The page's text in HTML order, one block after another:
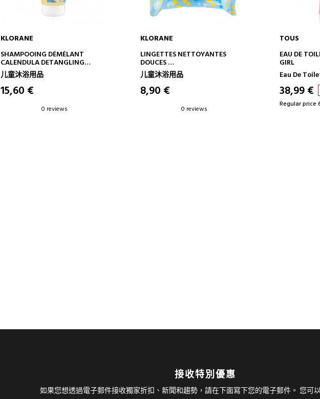
ADD TO CART
KLORANE
SHAMPOOING DÉMÉLANT
CALENDULA DETANGLING
SHAMPOO
儿童沐浴用品
15,60 €
0 reviews
ADD TO CART
KLORANE
LINGETTES NETTOYANTES
DOUCES
SOFT BODY WIPES
儿童沐浴用品
8,90 €
0 reviews
TOUS
EAU DE
GIRL
Eau De
38,99 €
Regular price
接收特別優惠
如果您想透過電子郵件接收獨家折扣、新聞和趨勢，請在下面寫下您的電子郵件。 您可